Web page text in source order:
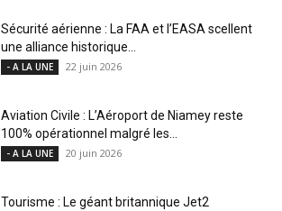
Sécurité aérienne : La FAA et l’EASA scellent
une alliance historique...
- A LA UNE 22 juin 2026
Aviation Civile : L’Aéroport de Niamey reste
100% opérationnel malgré les...
- A LA UNE 20 juin 2026
Tourisme : Le géant britannique Jet2